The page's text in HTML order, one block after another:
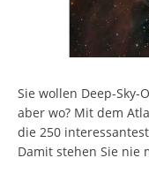
Sie wollen Deep-
aber wo? Mit dem
die 250
Damit stehen Sie nie